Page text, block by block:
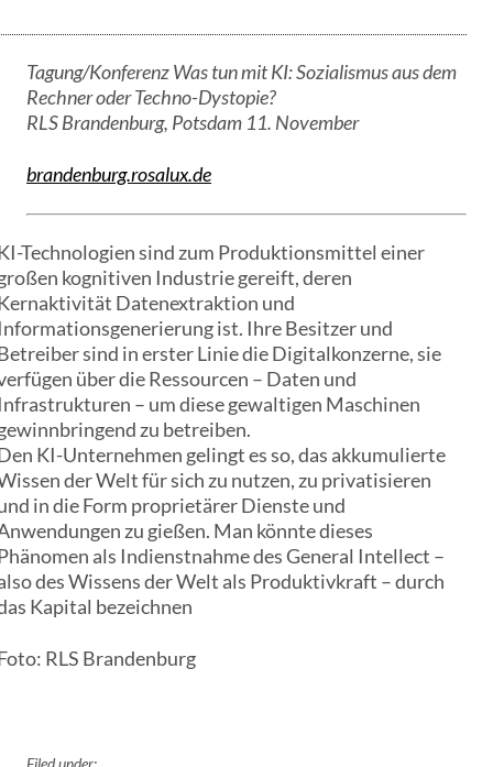
Tagung/Konferenz Was tun mit KI: Sozialismus aus dem
Rechner oder Techno-Dystopie?
RLS Brandenburg, Potsdam 11. November
brandenburg.rosalux.de
Technologien sind zum Produktionsmittel einer
kognitiven Industrie gereift, deren
Datenextraktion und
ist. Ihre Besitzer und
sind in erster Linie die Digitalkonzerne, sie
über die Ressourcen – Daten und
– um diese gewaltigen Maschinen
zu betreiben.
KI-Unternehmen gelingt es so, das akkumulierte
der Welt für sich zu nutzen, zu privatisieren
in die Form proprietärer Dienste und
zu gießen. Man könnte dieses
als Indienstnahme des General Intellect –
des Wissens der Welt als Produktivkraft – durch
Kapital bezeichnen
RLS Brandenburg